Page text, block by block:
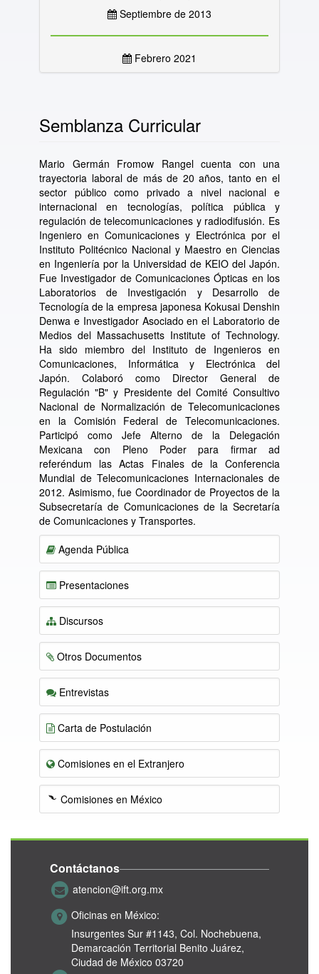
Septiembre de 2013
Febrero 2021
Semblanza Curricular
Mario Germán Fromow Rangel cuenta con una
trayectoria laboral de más de 20 años, tanto en el
sector público como privado a nivel nacional e
internacional en tecnologías, política pública y
regulación de telecomunicaciones y radiodifusión. Es
Ingeniero en Comunicaciones y Electrónica por el
Instituto Politécnico Nacional y Maestro en Ciencias
en Ingeniería por la Universidad de KEIO del Japón.
Fue Investigador de Comunicaciones Ópticas en los
Laboratorios de Investigación y Desarrollo de
Tecnología de la empresa japonesa Kokusai Denshin
Denwa e Investigador Asociado en el Laboratorio de
Medios del Massachusetts Institute of Technology.
Ha sido miembro del Instituto de Ingenieros en
Comunicaciones, Informática y Electrónica del
Japón. Colaboró como Director General de
Regulación "B" y Presidente del Comité Consultivo
Nacional de Normalización de Telecomunicaciones
en la Comisión Federal de Telecomunicaciones.
Participó como Jefe Alterno de la Delegación
Mexicana con Pleno Poder para firmar ad
referéndum las Actas Finales de la Conferencia
Mundial de Telecomunicaciones Internacionales de
2012. Asimismo, fue Coordinador de Proyectos de la
Subsecretaría de Comunicaciones de la Secretaría
de Comunicaciones y Transportes.
Agenda Pública
Presentaciones
Discursos
Otros Documentos
Entrevistas
Carta de Postulación
Comisiones en el Extranjero
Comisiones en México
Contáctanos
atencion@ift.org.mx
Oficinas en México:
Insurgentes Sur #1143, Col. Nochebuena,
Demarcación Territorial Benito Juárez,
Ciudad de México 03720